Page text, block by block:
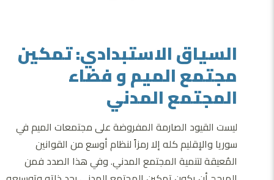
السياق الاستبدادي: تمكين
مجتمع الميم و فضاء
المجتمع المدني
ليست القيود الصارمة المفروضة على مجتمعات الميم في
سوريا والإقليم كله إلا رمزاً لنظام أوسع من القوانين
المُعيقة لتنمية المجتمع المدني. وفي هذا الصدد فمن